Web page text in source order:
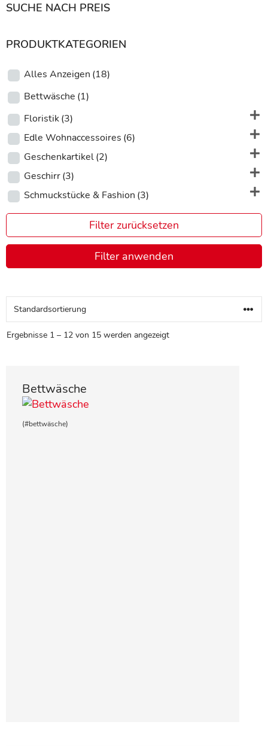
SUCHE NACH PREIS
PRODUKTKATEGORIEN
Alles Anzeigen (18)
Bettwäsche (1)
Floristik(3)
Edle Wohnaccessoires (6)
Geschenkartikel(2)
Geschirr(3)
Schmuckstücke & Fashion (3)
Filter zurücksetzen
Filter anwenden
Ergebnisse 1 – 12 von 15 werden angezeigt
Bettwäsche
(#bettwäsche)